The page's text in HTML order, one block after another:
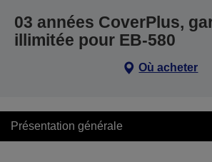
03 années CoverPlus,
illimitée pour EB-580
Où acheter
Présentation générale